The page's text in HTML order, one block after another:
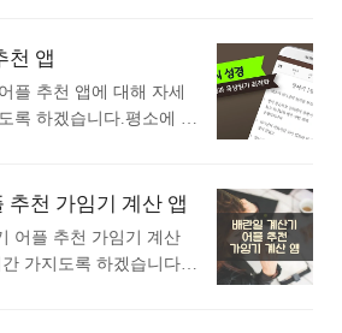
했을때 가장 많은 사람
아보고 싶다면 따라오세
콘서트의 발견 어플 소
나오는 어플입니다. 아
트의 발견 어플에 대한
요. Shazam은 주변에
천 앱
플 추천 앱에 대해 자세
록 하겠습니다.평소에 성
검색했을때 가장 인기
고 싶다면 따라오세
오 성경, 한글 성경, 기
추천 가임기 계산 앱
어플 추천 가임기 계산
가지도록 하겠습니다.